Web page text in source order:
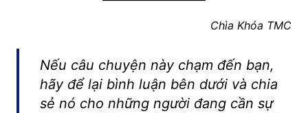
Chìa Khóa TMC
Nếu câu chuyện này chạm đến bạn,
hãy để lại bình luận bên dưới và chia
sẻ nó cho những người đang cần sự